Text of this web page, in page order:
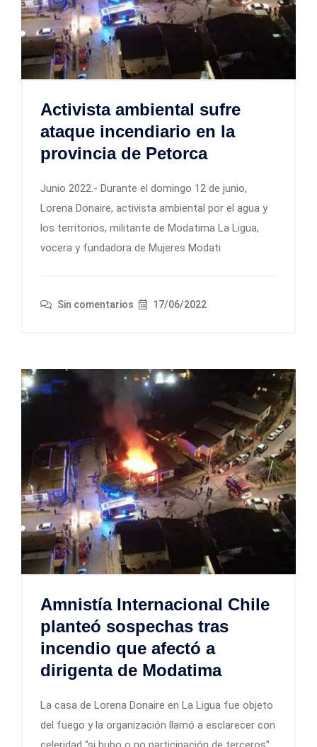
Activista ambiental sufre
ataque incendiario en la
provincia de Petorca
Junio 2022.- Durante el domingo 12 de junio,
Lorena Donaire, activista ambiental por el agua y
los territorios, militante de Modatima La Ligua,
vocera y fundadora de Mujeres Modati
Sin comentarios 17/06/2022
Amnistía Internacional Chile
planteó sospechas tras
incendio que afectó a
dirigenta de Modatima
La casa de Lorena Donaire en La Ligua fue objeto
del fuego y la organización llamó a esclarecer con